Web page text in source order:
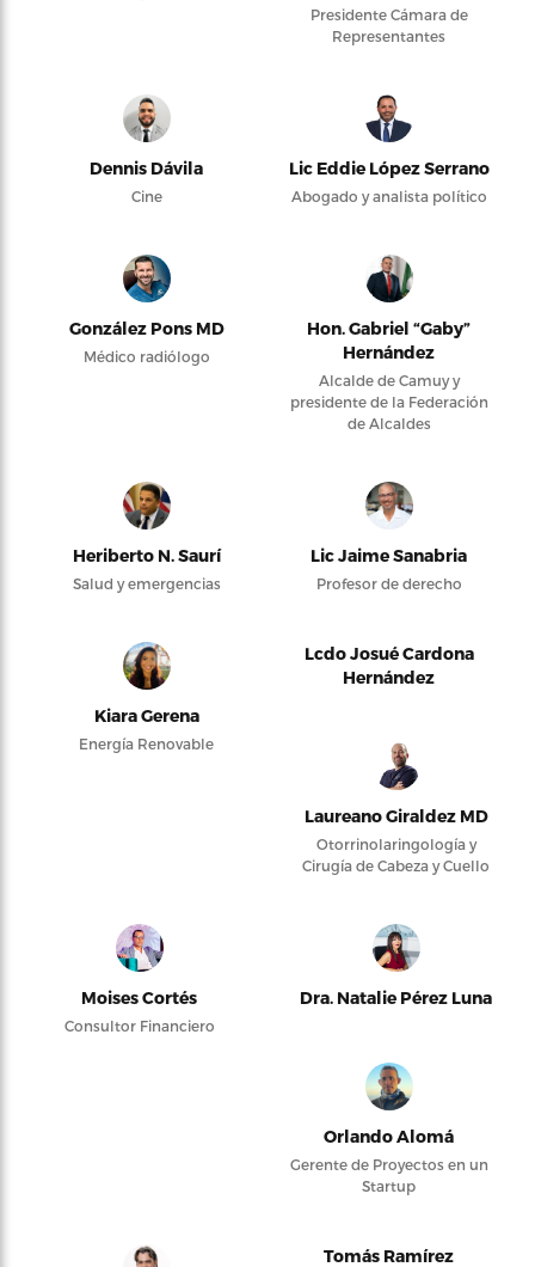
Presidente Cámara de
Representantes
Dennis Dávila
Cine
Lic Eddie López Serrano
Abogado y analista político
González Pons MD
Médico radiólogo
Hon. Gabriel “Gaby”
Hernández
Alcalde de Camuy y
presidente de la Federación
de Alcaldes
Heriberto N. Saurí
Salud y emergencias
Lic Jaime Sanabria
Profesor de derecho
Kiara Gerena
Energía Renovable
Lcdo Josué Cardona
Hernández
Laureano Giraldez MD
Otorrinolaringología y
Cirugía de Cabeza y Cuello
Moises Cortés
Consultor Financiero
Dra. Natalie Pérez Luna
Orlando Alomá
Gerente de Proyectos en un
Startup
Tomás Ramírez